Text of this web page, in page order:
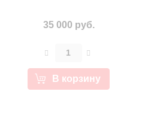
35 000 руб.
В корзину